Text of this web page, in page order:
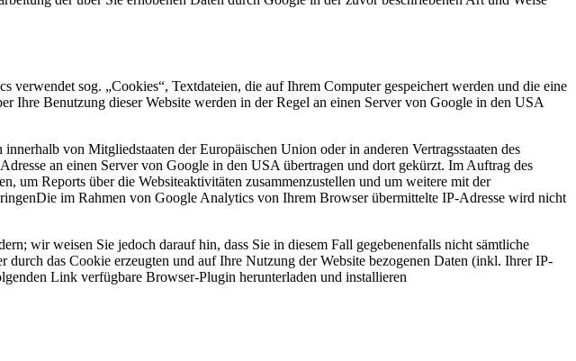
sog. „Cookies“, Textdateien, die auf Ihrem Computer gespeichert werden und die eine
Ihre Benutzung dieser Website werden in der Regel an einen Server von Google in den USA
von Mitgliedstaaten der Europäischen Union oder in anderen Vertragsstaaten des
an einen Server von Google in den USA übertragen und dort gekürzt. Im Auftrag des
um Reports über die Websiteaktivitäten zusammenzustellen und um weitere mit der
im Rahmen von Google Analytics von Ihrem Browser übermittelte IP-Adresse wird nicht
wir weisen Sie jedoch darauf hin, dass Sie in diesem Fall gegebenenfalls nicht sämtliche
das Cookie erzeugten und auf Ihre Nutzung der Website bezogenen Daten (inkl. Ihrer IP-
Link verfügbare Browser-Plugin herunterladen und installieren